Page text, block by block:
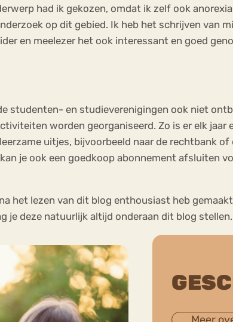
had ik gekozen, omdat ik zelf ook
op dit gebied. Ik heb het schrijven van
en meelezer het ook interessant en goed
studenten- en studieverenigingen ook niet
worden georganiseerd. Zo is er elk
uitjes, bijvoorbeeld naar de rechtbank
je ook een goedkoop abonnement afsluiten
het lezen van dit blog enthousiast heb
je deze natuurlijk altijd onderaan dit blog stellen.